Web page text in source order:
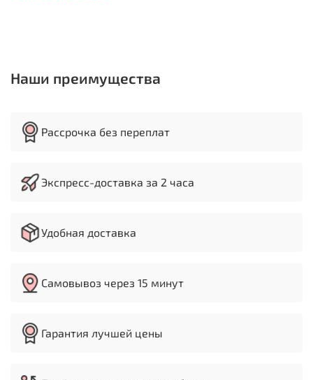
Наши преимущества
Рассрочка без переплат
Экспресс-доставка за 2 часа
Удобная доставка
Самовывоз через 15 минут
Гарантия лучшей цены